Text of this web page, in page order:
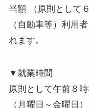
当額 （原則として
（自動車等）利用
れます。
▼就業時間
原則として午前８
（月曜日～金曜日）